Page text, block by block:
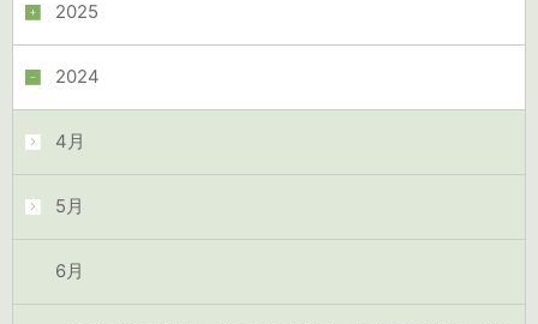
2025
2024
4月
5月
6月